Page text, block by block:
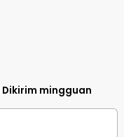
Dikirim mingguan